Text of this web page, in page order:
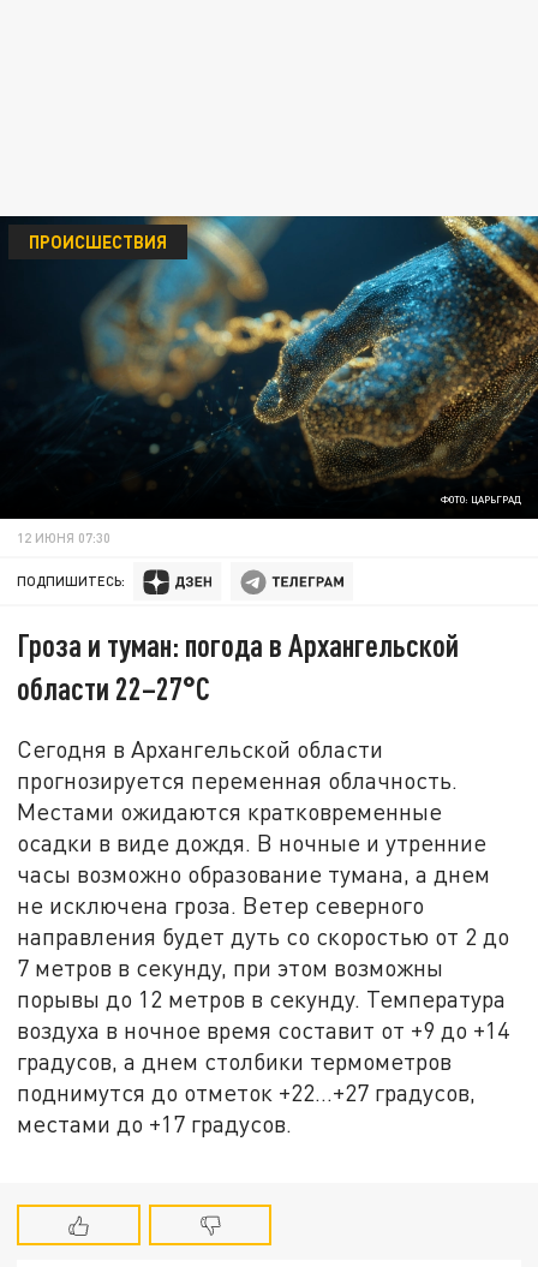
ФОТО: ЦАРЬГРАД
ПРОИСШЕСТВИЯ
12 ИЮНЯ 07:30
ПОДПИШИТЕСЬ:
Гроза и туман: погода в Архангельской
области 22–27°C
Сегодня в Архангельской области
прогнозируется переменная облачность.
Местами ожидаются кратковременные
осадки в виде дождя. В ночные и утренние
часы возможно образование тумана, а днем
не исключена гроза. Ветер северного
направления будет дуть со скоростью от 2 до
7 метров в секунду, при этом возможны
порывы до 12 метров в секунду. Температура
воздуха в ночное время составит от +9 до +14
градусов, а днем столбики термометров
поднимутся до отметок +22…+27 градусов,
местами до +17 градусов.